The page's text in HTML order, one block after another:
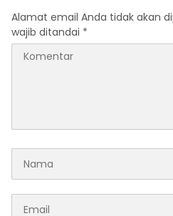
Alamat email Anda tidak akan
wajib ditandai *